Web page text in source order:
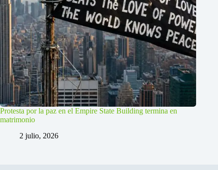
Protesta por la paz en el Empire State Building termina en
matrimonio
2 julio, 2026